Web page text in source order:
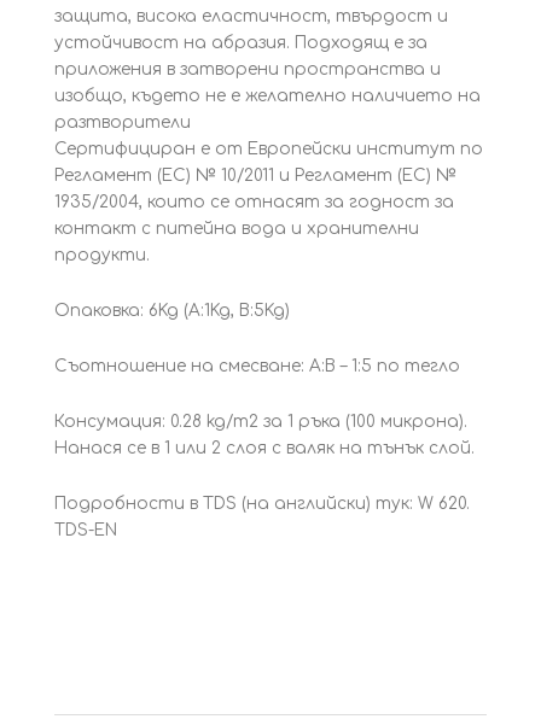
защита, висока еластичност, твърдост и
устойчивост на абразия. Подходящ е за
приложения в затворени пространства и
изобщо, където не е желателно наличието на
разтворители
Сертифициран е от Европейски институт по
Регламент (ЕС) № 10/2011 и Регламент (ЕС) №
1935/2004, които се отнасят за годност за
контакт с питейна вода и хранителни
продукти.
Опаковка: 6Kg (A:1Kg, B:5Kg)
Съотношение на смесване: A:B – 1:5 по тегло
Консумация: 0.28 kg/m2 за 1 ръка (100 микрона).
Нанася се в 1 или 2 слоя с валяк на тънък слой.
Подробности в TDS (на английски) тук: W 620.
TDS-EN